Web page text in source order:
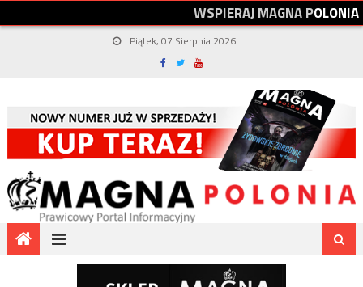
WSPIERAJMAGNAPOLONIA
Piątek, 07 Sierpnia 2026